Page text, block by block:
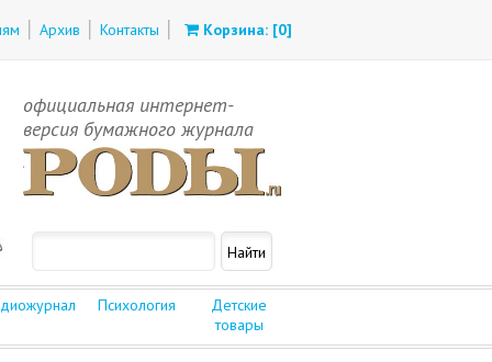
Архив Контакты Корзина: [0]
официальная интернет-
версия бумажного журнала
Психология
Детские
товары